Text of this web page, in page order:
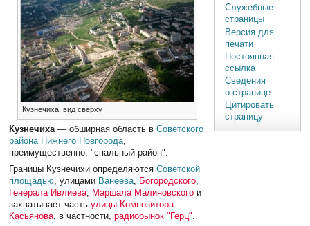
Кузнечиха, вид сверху
Кузнечиха— обширная область вСоветского
района Нижнего Новгорода,
преимущественно, "спальный район".
Границы Кузнечихи определяютсяСоветской
площадью , улицами Ванеева Богородского
Генерала Ивлиева
Маршала Малиновского и
захватывает частьулицы Композитора
Касьянова , в частности,радиорынок "Герц"
Служебные
страницы
Версия для
печати
Постоянная
ссылка
Сведения
о странице
Цитировать
страницу